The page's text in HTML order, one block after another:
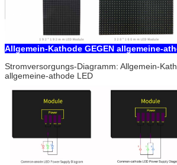
Allgemein-Kathode GEGEN allgemeine-
Stromversorgungs-Diagramm: Allgemein-
allgemeine-athode LED